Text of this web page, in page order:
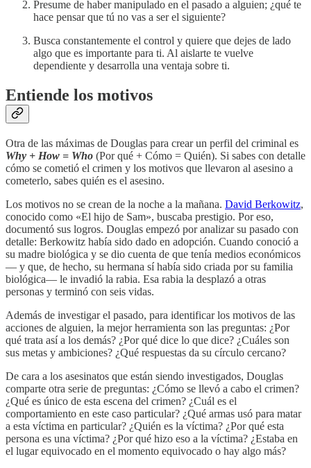
Presume de haber manipulado en el pasado a alguien; ¿qué te
hace pensar que tú no vas a ser el siguiente?
Busca constantemente el control y quiere que dejes de lado
algo que es importante para ti. Al aislarte te vuelve
dependiente y desarrolla una ventaja sobre ti.
Entiende los motivos
Otra de las máximas de Douglas para crear un perfil del criminal es
Why + How = Who (Por qué + Cómo = Quién). Si sabes con detalle
cómo se cometió el crimen y los motivos que llevaron al asesino a
cometerlo, sabes quién es el asesino.
Los motivos no se crean de la noche a la mañana. David Berkowitz,
conocido como «El hijo de Sam», buscaba prestigio. Por eso,
documentó sus logros. Douglas empezó por analizar su pasado con
detalle: Berkowitz había sido dado en adopción. Cuando conoció a
su madre biológica y se dio cuenta de que tenía medios económicos
— y que, de hecho, su hermana sí había sido criada por su familia
biológica— le invadió la rabia. Esa rabia la desplazó a otras
personas y terminó con seis vidas.
Además de investigar el pasado, para identificar los motivos de las
acciones de alguien, la mejor herramienta son las preguntas: ¿Por
qué trata así a los demás? ¿Por qué dice lo que dice? ¿Cuáles son
sus metas y ambiciones? ¿Qué respuestas da su círculo cercano?
De cara a los asesinatos que están siendo investigados, Douglas
comparte otra serie de preguntas: ¿Cómo se llevó a cabo el crimen?
¿Qué es único de esta escena del crimen? ¿Cuál es el
comportamiento en este caso particular? ¿Qué armas usó para matar
a esta víctima en particular? ¿Quién es la víctima? ¿Por qué esta
persona es una víctima? ¿Por qué hizo eso a la víctima? ¿Estaba en
el lugar equivocado en el momento equivocado o hay algo más?